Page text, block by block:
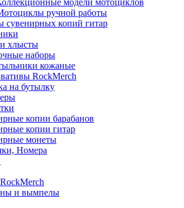
модели мотоциклов
ручной работы
сувенирных копий гитар
хлысты
наборы
кожаные
RockMerch
на бутылку
копии барабанов
копии гитар
монеты
Номера
и вымпелы